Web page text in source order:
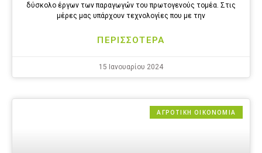
δύσκολο έργων των παραγωγών του πρωτογενούς τομέα. Στις
μέρες μας υπάρχουν τεχνολογίες που με την
ΠΕΡΙΣΣΟΤΕΡΑ
15 Ιανουαρίου 2024
ΑΓΡΟΤΙΚΗ ΟΙΚΟΝΟΜΙΑ